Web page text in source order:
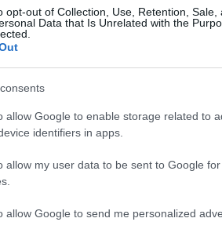
opt-out of Collection, Use, Retention, Sale,
Data that Is Unrelated with the
allow Google to enable storage related to
identifiers in apps.
allow my user data to be sent to Google
allow Google to send me personalized
symington
wines michelini i mufatto dominio del
pierre adam justin boxler rose family
Grillo y La Luna 12